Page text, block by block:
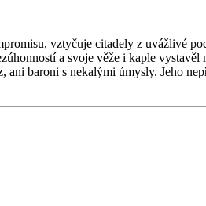
vztyčuje citadely z uvážlivé
a svoje věže i kaple
baroni s nekalými úmysly. Jeho